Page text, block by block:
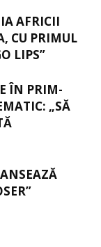
AFRICII
CU PRIMUL
LIPS”
ÎN PRIM-
„SĂ